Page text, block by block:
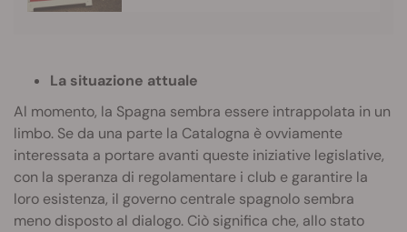
La situazione attuale
Al momento, la Spagna sembra essere intrappolata in un
limbo. Se da una parte la Catalogna è ovviamente
interessata a portare avanti queste iniziative legislative,
con la speranza di regolamentare i club e garantire la
loro esistenza, il governo centrale spagnolo sembra
meno disposto al dialogo. Ciò significa che, allo stato